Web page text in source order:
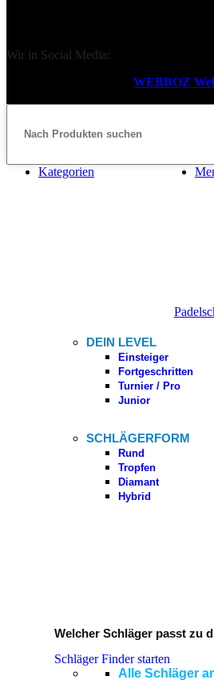
Wir in Social Media:
WEBBOZ
Kategorien
DEIN LEVEL
Einsteiger
Fortgeschritten
Turnier / Pro
Junior
SCHLÄGERFORM
Rund
Tropfen
Diamant
Hybrid
Welcher Schläger passt zu
Schläger Finder starten
Alle Schläger